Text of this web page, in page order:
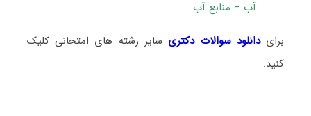
آب – منابع آب
برایدانلود سوالات دکتری سایر رشته های امتحانی کلیک
کنید.